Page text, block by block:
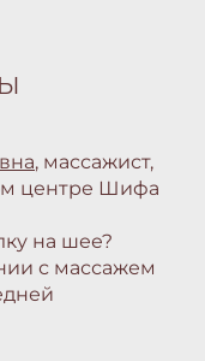
, массажист,
центре Шифа
на шее?
с массажем